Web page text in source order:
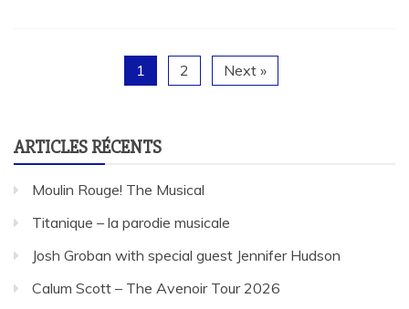
1 2 Next »
ARTICLES RÉCENTS
Moulin Rouge! The Musical
Titanique – la parodie musicale
Josh Groban with special guest Jennifer Hudson
Calum Scott – The Avenoir Tour 2026